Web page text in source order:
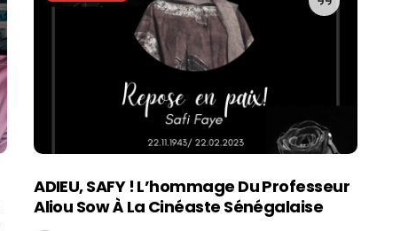
ADIEU, SAFY ! L’hommage Du Professeur
Aliou Sow À La Cinéaste Sénégalaise